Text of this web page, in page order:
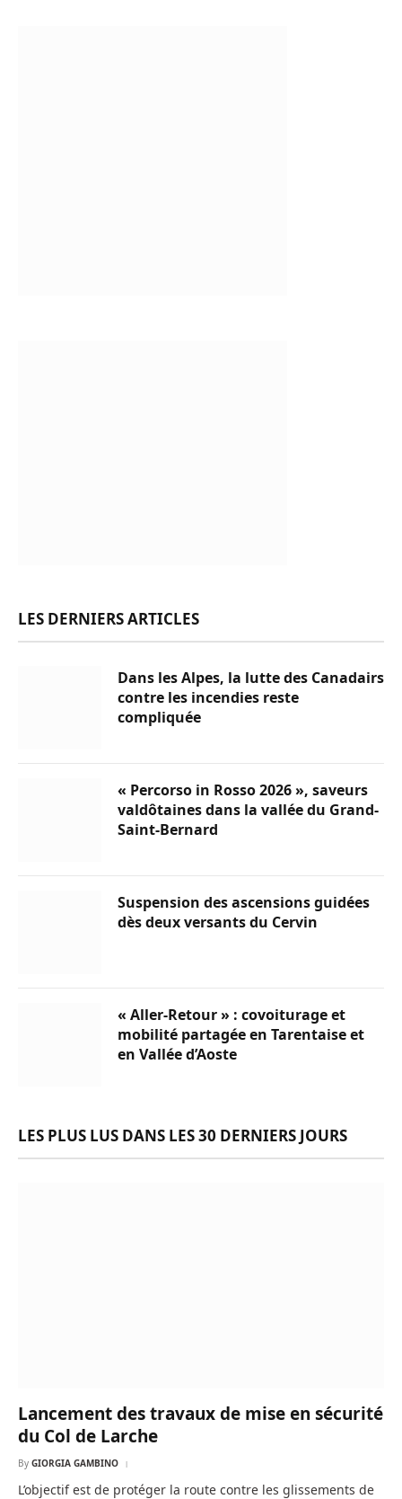
LES DERNIERS ARTICLES
Dans les Alpes, la lutte des Canadairs
contre les incendies reste
compliquée
« Percorso in Rosso 2026 », saveurs
valdôtaines dans la vallée du Grand-
Saint-Bernard
Suspension des ascensions guidées
dès deux versants du Cervin
« Aller-Retour » : covoiturage et
mobilité partagée en Tarentaise et
en Vallée d’Aoste
LES PLUS LUS DANS LES 30 DERNIERS JOURS
Lancement des travaux de mise en sécurité
du Col de Larche
By GIORGIA GAMBINO
L’objectif est de protéger la route contre les glissements de